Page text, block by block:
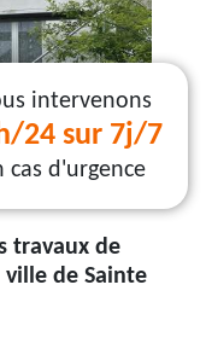
intervenons
24 sur 7j/7
cas d'urgence
travaux de
ville de Sainte